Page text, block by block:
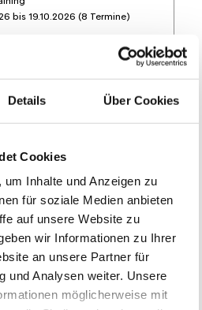
Details Über Cookies
Cookies
Inhalte und Anzeigen zu
für soziale Medien anbieten
auf unsere Website zu
wir Informationen zu Ihrer
an unsere Partner für
und Analysen weiter. Unsere
möglicherweise mit
bis 19.10.2026 (8 Termine)
07. August 2026, 15:30 Uhr
219,05 EUR